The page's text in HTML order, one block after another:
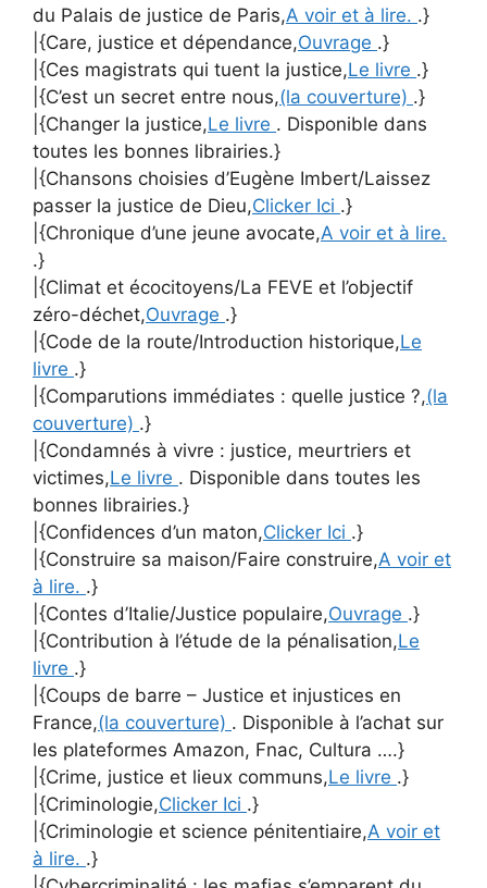
du Palais de justice de Paris,A voir et à lire. .}
|{Care, justice et dépendance,Ouvrage .}
|{Ces magistrats qui tuent la justice,Le livre .}
|{C’est un secret entre nous,(la couverture) .}
|{Changer la justice,Le livre . Disponible dans
toutes les bonnes librairies.}
|{Chansons choisies d’Eugène Imbert/Laissez
passer la justice de Dieu,Clicker Ici .}
|{Chronique d’une jeune avocate,A voir et à lire.
.}
|{Climat et écocitoyens/La FEVE et l’objectif
zéro-déchet,Ouvrage .}
|{Code de la route/Introduction historique,Le
livre .}
|{Comparutions immédiates : quelle justice ?,(la
couverture) .}
|{Condamnés à vivre : justice, meurtriers et
victimes,Le livre . Disponible dans toutes les
bonnes librairies.}
|{Confidences d’un maton,Clicker Ici .}
|{Construire sa maison/Faire construire,A voir et
à lire. .}
|{Contes d’Italie/Justice populaire,Ouvrage .}
|{Contribution à l’étude de la pénalisation,Le
livre .}
|{Coups de barre – Justice et injustices en
France,(la couverture) . Disponible à l’achat sur
les plateformes Amazon, Fnac, Cultura ….}
|{Crime, justice et lieux communs,Le livre .}
|{Criminologie,Clicker Ici .}
|{Criminologie et science pénitentiaire,A voir et
à lire. .}